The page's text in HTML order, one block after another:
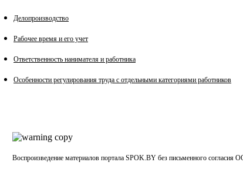
Делопроизводство
Рабочее время и его учет
Ответственность нанимателя и работника
Особенности регулирования труда с отдельными категориями работников
Воспроизведение материалов портала SPOK.BY без письменного